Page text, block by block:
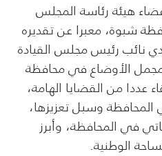
هيئة رئاسة المجلس
شبوة، معبرا عن تقديره
نائب رئيس مجلس القيادة
الأوضاع في محافظة
من القضايا الهامة،
المحافظة وسبل تعزيزها،
في المحافظة، وأبرز
الوطنية.